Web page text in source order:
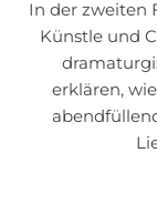
In der zweiten
Künstle und
erklären,